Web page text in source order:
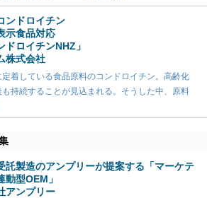
ンドロイチン
示食品対応
ドロイチンNHZ」
株式会社
着している食品原料のコンドロイチン。高齢化
持続することが見込まれる。そうした中、原料
託製造のアンプリーが提案する「マーケテ
動型OEM」
アンプリー